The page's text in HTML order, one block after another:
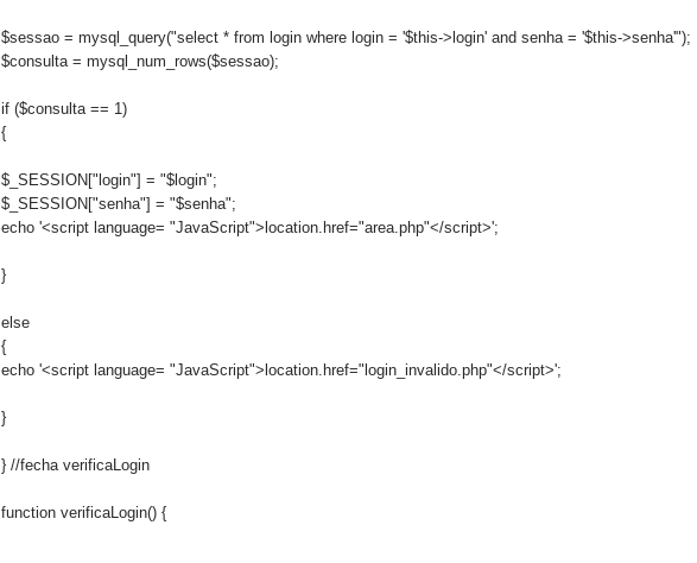
$sessao = mysql_query("select * from login where login = '$this->login' and senha = '$this->senha'");
$consulta = mysql_num_rows($sessao);
if ($consulta == 1)
{
$_SESSION["login"] = "$login";
$_SESSION["senha"] = "$senha";
echo '<script language= "JavaScript">location.href="area.php"</script>';
}
else
{
echo '<script language= "JavaScript">location.href="login_invalido.php"</script>';
}
} //fecha verificaLogin
function verificaLogin() {